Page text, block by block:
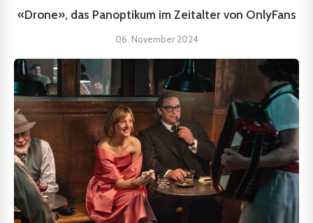
«Drone», das Panoptikum im Zeitalter von OnlyFans
06. November 2024